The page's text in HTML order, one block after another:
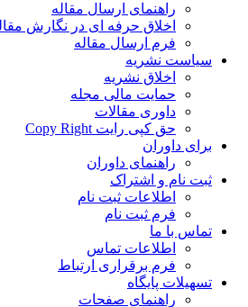
راهنمای ارسال مقاله
اخلاق حرفه ای در نگارش مقاله
فرم ارسال مقاله
سیاست نشریه
اخلاق نشریه
حمایت مالی مجله
داوری مقالات
حق کپی رایت Copy Right
برای داوران
راهنمای داوران
ثبت نام و اشتراک
اطلاعات ثبت نام
فرم ثبت نام
تماس با ما
اطلاعات تماس
فرم برقراری ارتباط
تسهیلات پایگاه
راهنمای صفحات